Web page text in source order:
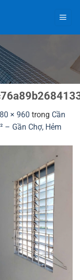
× 960 trong Cần
– Gần Chợ, Hẻm